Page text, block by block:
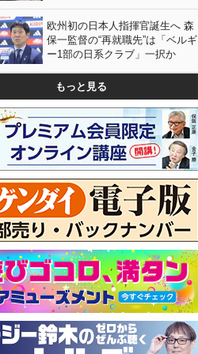
欧州初の日本人指揮官誕生へ 森
保一監督の“再就職先”は「ベルギ
ー1部の日系クラブ」一択か
もっと見る